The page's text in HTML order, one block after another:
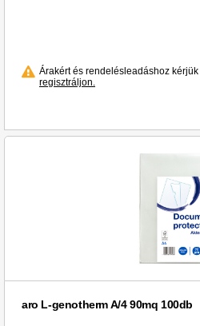
Árakért és rendelésleadáshoz kérjük
regisztráljon.
aro L-genotherm A/4 90mq 100db